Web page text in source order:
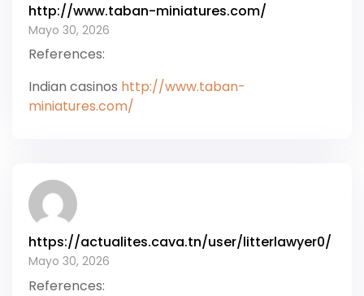
http://www.taban-miniatures.com/
Mayo 30, 2026
References:
Indian casinos http://www.taban-
miniatures.com/
https://actualites.cava.tn/user/litterlawyer0/
Mayo 30, 2026
References: